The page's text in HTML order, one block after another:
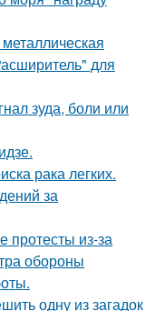
для
зуда, боли или
рака легких.
за
протесты из-за
обороны
одну из загадок